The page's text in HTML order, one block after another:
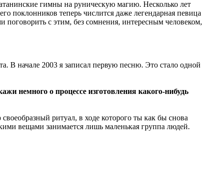
гимны на руническую магию. Несколько лет
поклонников теперь числится даже легендарная певица
поговорить с этим, без сомнения, интересным человеком,
В начале 2003 я записал первую песню. Это стало одной
немного о процессе изготовления какого-нибудь
ритуал, в ходе которого ты как бы снова
вещами занимается лишь маленькая группа людей.